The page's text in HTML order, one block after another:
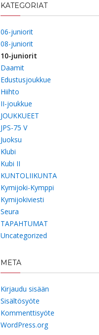
KATEGORIAT
06-juniorit
08-juniorit
10-juniorit
Daamit
Edustusjoukkue
Hiihto
II-joukkue
JOUKKUEET
JPS-75 V
Juoksu
Klubi
Kubi II
KUNTOLIIKUNTA
Kymijoki-Kymppi
Kymijokiviesti
Seura
TAPAHTUMAT
Uncategorized
META
Kirjaudu sisään
Sisältösyöte
Kommenttisyöte
WordPress.org